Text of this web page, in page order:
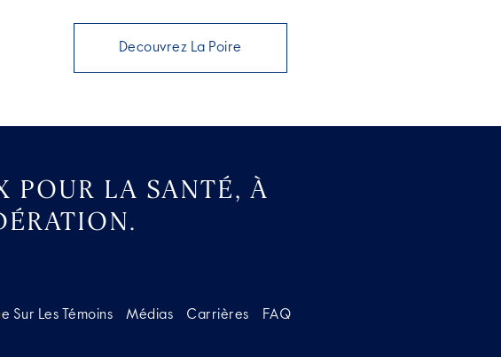
Decouvrez La Poire
POUR LA SANTÉ, À
Sur Les Témoins Médias Carrières FAQ